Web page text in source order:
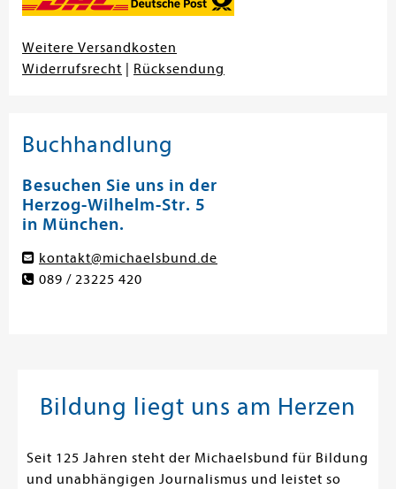
Weitere Versandkosten
Widerrufsrecht
Rücksendung
Buchhandlung
Besuchen Sie uns in der
Herzog-Wilhelm-Str. 5
in München.
kontakt@michaelsbund.de
089 / 23225 420
Bildung liegt uns am Herzen
Seit 125 Jahren steht der Michaelsbund für Bildung
und unabhängigen Journalismus und leistet so